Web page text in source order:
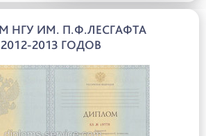
НГУ ИМ. П.Ф.ЛЕСГАФТА
2012-2013 ГОДОВ